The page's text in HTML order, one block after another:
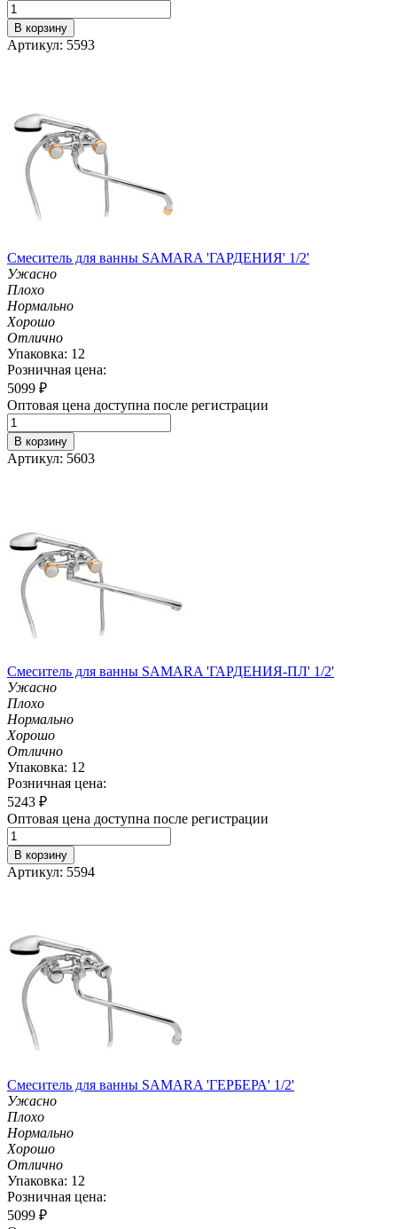
В корзину
Артикул: 5593
Смеситель для ванны SAMARA 'ГАРДЕНИЯ' 1/2'
Ужасно
Плохо
Нормально
Хорошо
Отлично
Упаковка: 12
Розничная цена:
5099 ₽
Оптовая цена доступна после регистрации
В корзину
Артикул: 5603
Смеситель для ванны SAMARA 'ГАРДЕНИЯ-ПЛ' 1/2'
Ужасно
Плохо
Нормально
Хорошо
Отлично
Упаковка: 12
Розничная цена:
5243 ₽
Оптовая цена доступна после регистрации
В корзину
Артикул: 5594
Смеситель для ванны SAMARA 'ГЕРБЕРА' 1/2'
Ужасно
Плохо
Нормально
Хорошо
Отлично
Упаковка: 12
Розничная цена:
5099 ₽